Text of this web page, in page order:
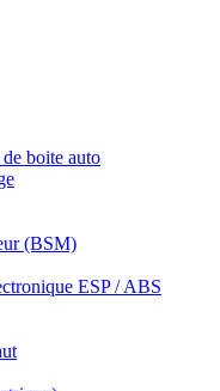
boite auto
(BSM)
ESP / ABS